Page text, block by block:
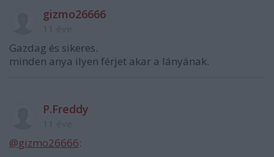
gizmo26666
Gazdag és sikeres.
minden anya ilyen férjet akar a lányának.
P.Freddy
@gizmo26666: